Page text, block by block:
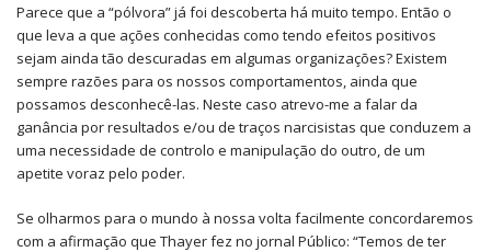
Parece que a “pólvora” já foi descoberta há muito tempo. Então o
que leva a que ações conhecidas como tendo efeitos positivos
sejam ainda tão descuradas em algumas organizações? Existem
sempre razões para os nossos comportamentos, ainda que
possamos desconhecê-las. Neste caso atrevo-me a falar da
ganância por resultados e/ou de traços narcisistas que conduzem a
uma necessidade de controlo e manipulação do outro, de um
apetite voraz pelo poder.
Se olharmos para o mundo à nossa volta facilmente concordaremos
com a afirmação que Thayer fez no jornal Público: “Temos de ter